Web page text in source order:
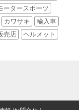
ータースポーツ
カワサキ
輸入車
売店
ヘルメット